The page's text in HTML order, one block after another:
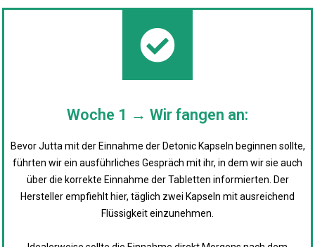
Woche 1 → Wir fangen an:
Bevor Jutta mit der Einnahme der Detonic Kapseln beginnen sollte,
führten wir ein ausführliches Gespräch mit ihr, in dem wir sie auch
über die korrekte Einnahme der Tabletten informierten. Der
Hersteller empfiehlt hier, täglich zwei Kapseln mit ausreichend
Flüssigkeit einzunehmen.